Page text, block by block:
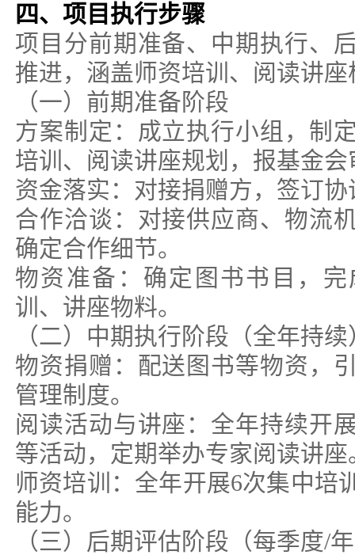
四、项目执行步骤
项目分前期准备、中期执行、
推进，涵盖师资培训、阅读讲
（一）前期准备阶段
方案制定：成立执行小组，制
培训、阅读讲座规划，报基金会
资金落实：对接捐赠方，签订
合作洽谈：对接供应商、物流
确定合作细节。
物资准备：确定图书书目，
训、讲座物料。
（二）中期执行阶段（全年持续
物资捐赠：配送图书等物资，
管理制度。
阅读活动与讲座：全年持续开
等活动，定期举办专家阅读讲座
师资培训：全年开展6次集中培
能力。
（三）后期评估阶段（每季度/